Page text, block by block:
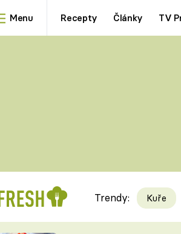
Menu Recepty Články TV
Trendy: Kuře